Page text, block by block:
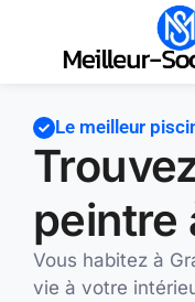
Le meilleur
peintre
Vous habitez à
vie à votre